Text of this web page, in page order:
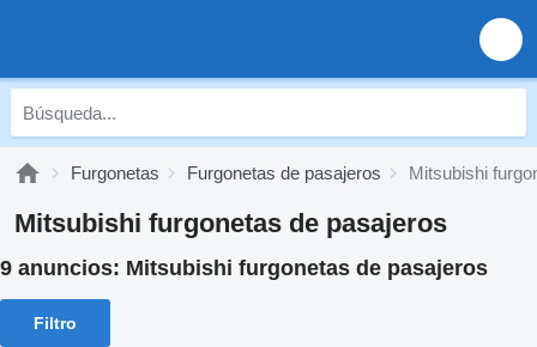
Furgonetas Furgonetas de pasajeros Mitsubishi
Mitsubishi furgonetas de pasajeros
9 anuncios: Mitsubishi furgonetas de pasajeros
Filtro